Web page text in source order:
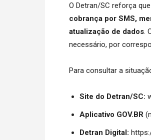
O Detran/SC reforça que
cobrança por SMS,
atualização de dados.
necessário, por
Para consultar a
Site do Detran/SC:
Aplicativo GOV.BR
Detran Digital: